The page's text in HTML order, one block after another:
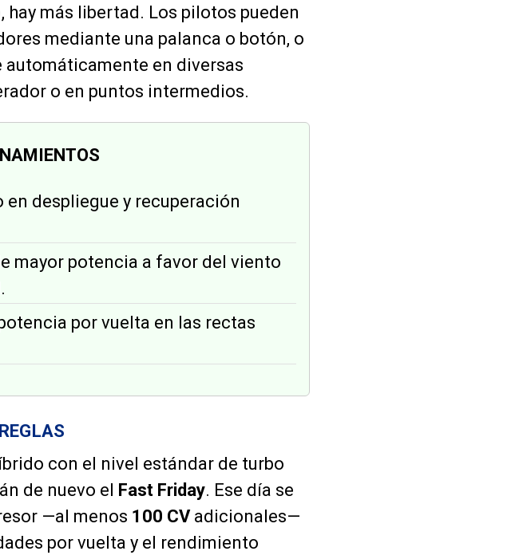
hay más libertad. Los pilotos pueden
mediante una palanca o botón, o
en diversas
o en puntos intermedios.
en despliegue y recuperación
mayor potencia a favor del viento
por vuelta en las rectas
con el nivel estándar de turbo
de nuevo el
Fast Friday. Ese día se
—al menos 100 CVadicionales—
por vuelta y el rendimiento